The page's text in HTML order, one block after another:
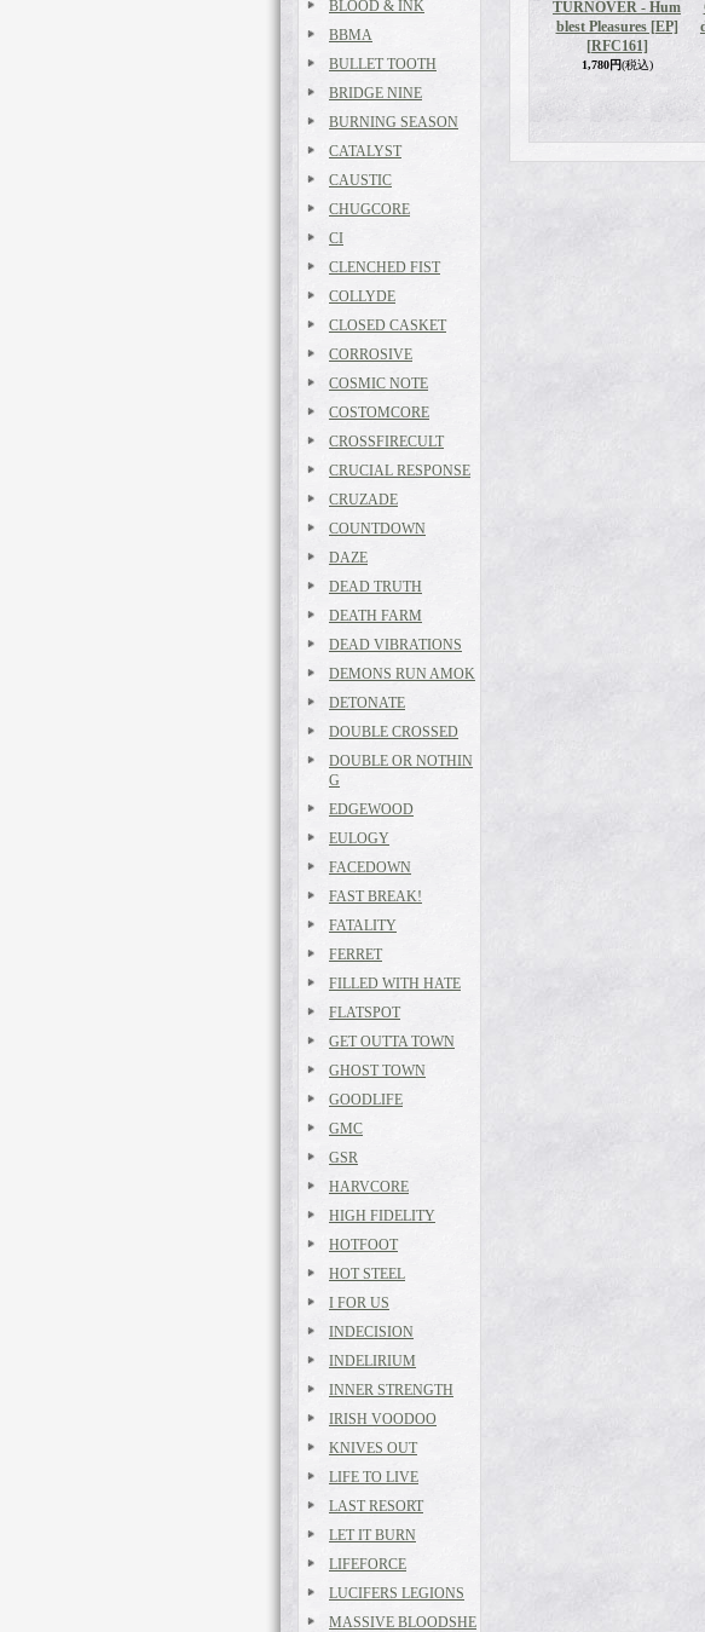
BLOOD & INK
BBMA
BULLET TOOTH
BRIDGE NINE
BURNING SEASON
CATALYST
CAUSTIC
CHUGCORE
CI
CLENCHED FIST
COLLYDE
CLOSED CASKET
CORROSIVE
COSMIC NOTE
COSTOMCORE
CROSSFIRECULT
CRUCIAL RESPONSE
CRUZADE
COUNTDOWN
DAZE
DEAD TRUTH
DEATH FARM
DEAD VIBRATIONS
DEMONS RUN AMOK
DETONATE
DOUBLE CROSSED
DOUBLE OR NOTHIN
G
EDGEWOOD
EULOGY
FACEDOWN
FAST BREAK!
FATALITY
FERRET
FILLED WITH HATE
FLATSPOT
GET OUTTA TOWN
GHOST TOWN
GOODLIFE
GMC
GSR
HARVCORE
HIGH FIDELITY
HOTFOOT
HOT STEEL
I FOR US
INDECISION
INDELIRIUM
INNER STRENGTH
IRISH VOODOO
KNIVES OUT
LIFE TO LIVE
LAST RESORT
LET IT BURN
LIFEFORCE
LUCIFERS LEGIONS
MASSIVE BLOODSHE
TURNOVER - Hum
blest Pleasures [EP]
[RFC161]
1,780円(税込)